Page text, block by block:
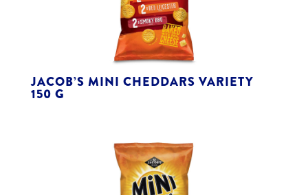
JACOB’S MINI CHEDDARS VARIETY
150 G